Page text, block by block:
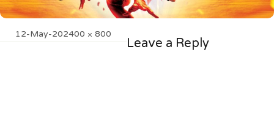
Posted
12-May-20Full
2400 × 800
Leave a Reply